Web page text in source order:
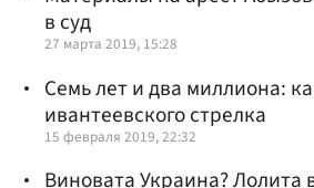
в суд
27 марта 2019, 15:28
Семь лет и два миллиона:
ивантеевского стрелка
15 февраля 2019, 22:32
Виновата Украина? Лолита